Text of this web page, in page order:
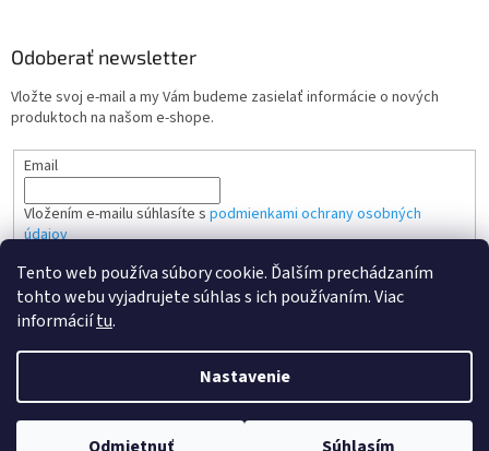
Tento web používa súbory cookie. Ďalším prechádzaním
tohto webu vyjadrujete súhlas s ich používaním. Viac
informáciítu.
Nastavenie
Odoberať newsletter
Vložte svoj e-mail a my Vám budeme zasielať informácie o nových
produktoch na našom e-shope.
Email
Vložením e-mailu súhlasíte s podmienkami ochrany osobných
údajov
PRIHLÁSIŤ SA
Vytvoril Shoptet